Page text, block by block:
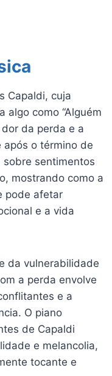
Capaldi, cuja
algo como “Alguém
dor da perda e a
o término de
sentimentos
mostrando como a
pode afetar
e a vida
da vulnerabilidade
a perda envolve
e a
O piano
de Capaldi
e melancolia,
tocante e